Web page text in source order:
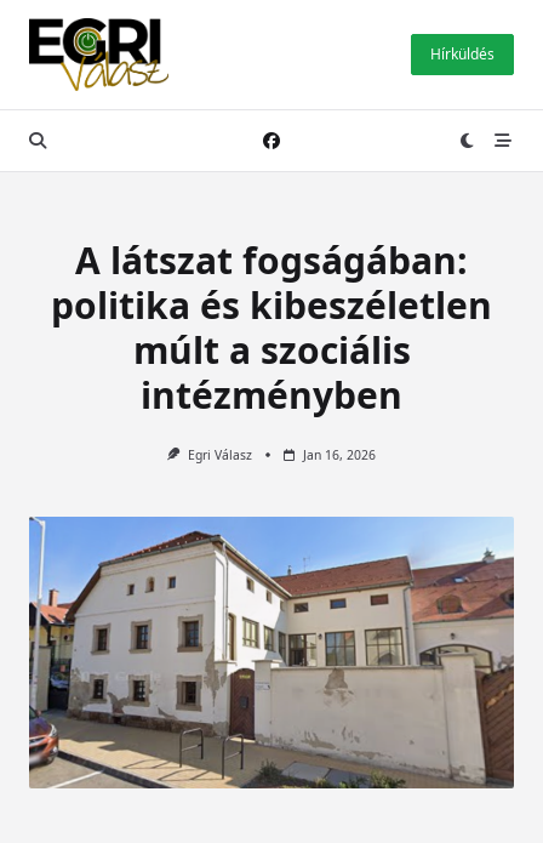
Skip
content
Hírküldés
A látszat fogságában:
politika és kibeszéletlen
múlt a szociális
intézményben
Egri Válasz Jan 16, 2026